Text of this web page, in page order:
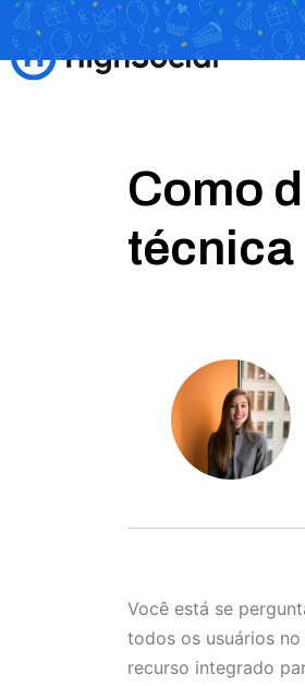
Como
técnica
Você está se
todos os usuários
recurso integrado